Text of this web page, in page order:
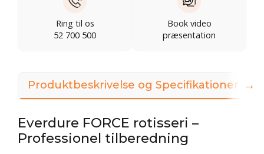
Ring til os
52 700 500
Book video
præsentation
Produktbeskrivelse og Specifikationer
Everdure FORCE rotisseri –
Professionel tilberedning
→